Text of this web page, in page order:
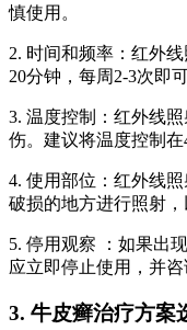
慎使用。
2. 时间和频率：红外
20分钟，每周2-3次即可
3. 温度控制：红外线
伤。建议将温度控制在
4. 使用部位：红外线
破损的地方进行照射，
5. 停用观察 ：如果出
应立即停止使用，并咨
3. 牛皮癣治疗方案